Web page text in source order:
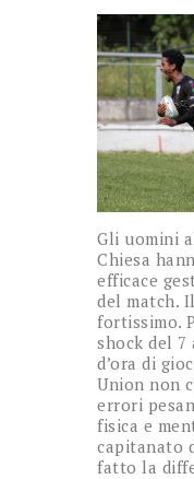
Gli uomini
Chiesa
efficace
del match.
fortissimo.
shock del 7
d’ora di
Union non
errori
fisica e
capitanato
fatto la